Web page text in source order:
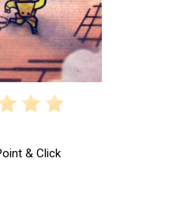
& Click